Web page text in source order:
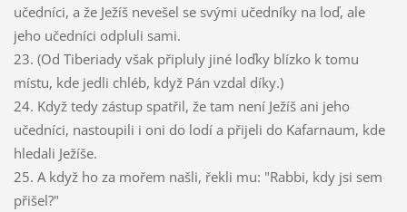
učedníci, a že Ježíš nevešel se svými učedníky na loď, ale
jeho učedníci odpluli sami.
23. (Od Tiberiady však připluly jiné loďky blízko k tomu
místu, kde jedli chléb, když Pán vzdal díky.)
24. Když tedy zástup spatřil, že tam není Ježíš ani jeho
učedníci, nastoupili i oni do lodí a přijeli do Kafarnaum, kde
hledali Ježíše.
25. A když ho za mořem našli, řekli mu: "Rabbi, kdy jsi sem
přišel?"